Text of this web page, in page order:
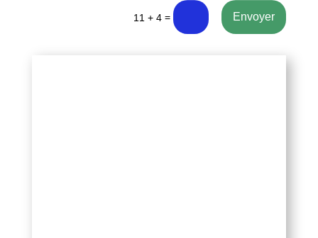
11 + 4 = Envoyer